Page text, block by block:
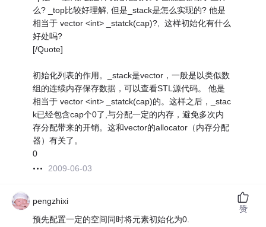
么? _top比较好理解, 但是_stack是怎么实现的? 他是
相当于 vector <int> _statck(cap)?, 这样初始化有什么
好处吗?
[/Quote]
初始化列表的作用。_stack是vector，一般是以类似数
组的连续内存保存数据，可以查看STL源代码。 他是
相当于 vector <int> _statck(cap)的。这样之后，_stac
k已经包含cap个0了,与分配一定的内存，避免多次内
存分配带来的开销。这和vector的allocator（内存分配
器）有关了。
0
2009-06-03
pengzhixi
预先配置一定的空间同时将元素初始化为0.
赞